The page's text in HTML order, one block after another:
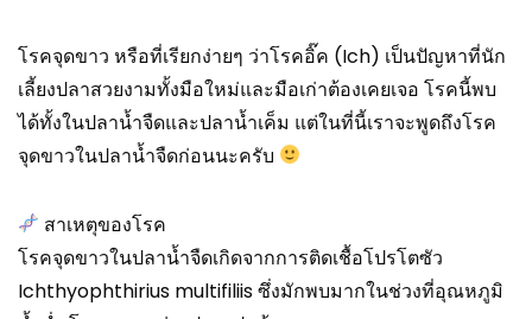
โรคจุดขาว หรือที่เรียกง่ายๆ ว่าโรคอิ๊ค (Ich) เป็นปัญหาที่นัก
เลี้ยงปลาสวยงามทั้งมือใหม่และมือเก่าต้องเคยเจอ โรคนี้พบ
ได้ทั้งในปลาน้ำจืดและปลาน้ำเค็ม แต่ในที่นี้เราจะพูดถึงโรค
จุดขาวในปลาน้ำจืดก่อนนะครับ
สาเหตุของโรค
โรคจุดขาวในปลาน้ำจืดเกิดจากการติดเชื้อโปรโตซัว
Ichthyophthirius multifiliis ซึ่งมักพบมากในช่วงที่อุณหภูมิ